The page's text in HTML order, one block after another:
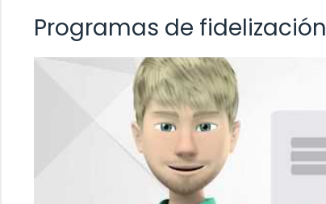
Programas de fidelización